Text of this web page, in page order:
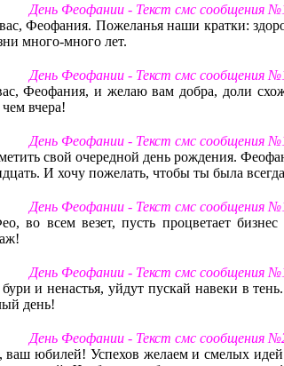
День Феофании - Текст смс сообщения
Феофания. Пожеланья наши кратки:
много-много лет.
День Феофании - Текст смс сообщения
Феофания, и желаю вам добра, доли
вчера!
День Феофании - Текст смс сообщения
свой очередной день рождения.
И хочу пожелать, чтобы ты была
День Феофании - Текст смс сообщения
во всем везет, пусть процветает бизнес
День Феофании - Текст смс сообщения
и ненастья, уйдут пускай навеки в
день!
День Феофании - Текст смс сообщения
ваш юбилей! Успехов желаем и смелых